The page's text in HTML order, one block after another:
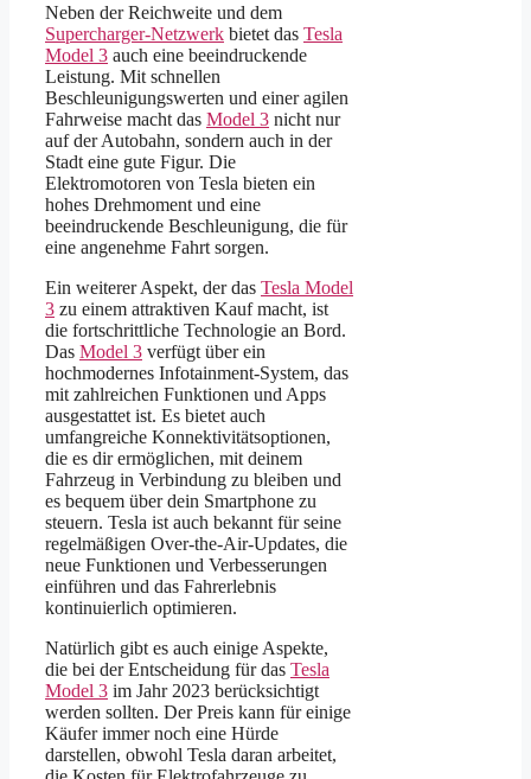
Neben der Reichweite und dem
Supercharger-Netzwerk bietet das Tesla
Model 3 auch eine beeindruckende
Leistung. Mit schnellen
Beschleunigungswerten und einer agilen
Fahrweise macht das Model 3 nicht nur
auf der Autobahn, sondern auch in der
Stadt eine gute Figur. Die
Elektromotoren von Tesla bieten ein
hohes Drehmoment und eine
beeindruckende Beschleunigung, die für
eine angenehme Fahrt sorgen.
Ein weiterer Aspekt, der das Tesla Model
3 zu einem attraktiven Kauf macht, ist
die fortschrittliche Technologie an Bord.
Das Model 3 verfügt über ein
hochmodernes Infotainment-System, das
mit zahlreichen Funktionen und Apps
ausgestattet ist. Es bietet auch
umfangreiche Konnektivitätsoptionen,
die es dir ermöglichen, mit deinem
Fahrzeug in Verbindung zu bleiben und
es bequem über dein Smartphone zu
steuern. Tesla ist auch bekannt für seine
regelmäßigen Over-the-Air-Updates, die
neue Funktionen und Verbesserungen
einführen und das Fahrerlebnis
kontinuierlich optimieren.
Natürlich gibt es auch einige Aspekte,
die bei der Entscheidung für das Tesla
Model 3 im Jahr 2023 berücksichtigt
werden sollten. Der Preis kann für einige
Käufer immer noch eine Hürde
darstellen, obwohl Tesla daran arbeitet,